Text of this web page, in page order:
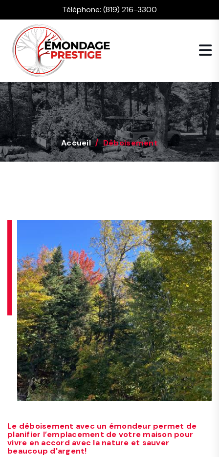
Téléphone: (819) 216-3300
Accueil Déboisement
Le déboisement avec un émondeur permet de
planifier l’emplacement de votre maison pour
vivre en accord avec la nature et sauver
beaucoup d'argent!